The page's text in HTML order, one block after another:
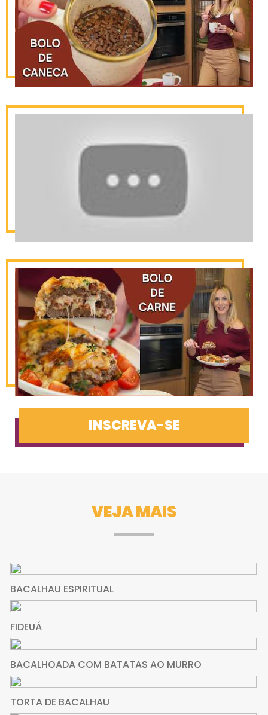
INSCREVA-SE
VEJA MAIS
BACALHAU ESPIRITUAL
FIDEUÁ
BACALHOADA COM BATATAS AO MURRO
TORTA DE BACALHAU